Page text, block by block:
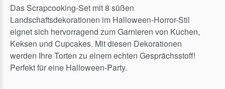
Das Scrapcooking-Set mit 8 süßen
Landschaftsdekorationen im Halloween-Horror-Stil
eignet sich hervorragend zum Garnieren von Kuchen,
Keksen und Cupcakes. Mit diesen Dekorationen
werden Ihre Torten zu einem echten Gesprächsstoff!
Perfekt für eine Halloween-Party.